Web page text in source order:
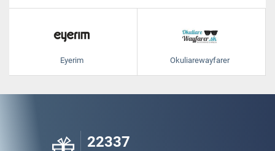
Eyerim Okuliarewayfarer
22337